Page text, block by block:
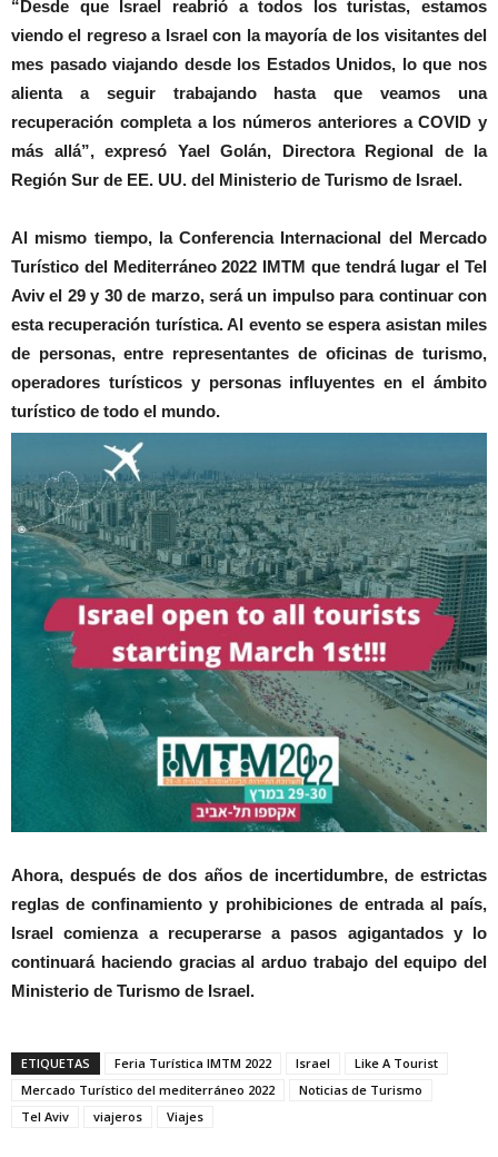
“Desde que Israel reabrió a todos los turistas, estamos
viendo el regreso a Israel con la mayoría de los visitantes del
mes pasado viajando desde los Estados Unidos, lo que nos
alienta a seguir trabajando hasta que veamos una
recuperación completa a los números anteriores a COVID y
más allá”, expresó Yael Golán, Directora Regional de la
Región Sur de EE. UU. del Ministerio de Turismo de Israel.
Al mismo tiempo, la Conferencia Internacional del Mercado
Turístico del Mediterráneo 2022 IMTM que tendrá lugar el Tel
Aviv el 29 y 30 de marzo, será un impulso para continuar con
esta recuperación turística. Al evento se espera asistan miles
de personas, entre representantes de oficinas de turismo,
operadores turísticos y personas influyentes en el ámbito
turístico de todo el mundo.
Ahora, después de dos años de incertidumbre, de estrictas
reglas de confinamiento y prohibiciones de entrada al país,
Israel comienza a recuperarse a pasos agigantados y lo
continuará haciendo gracias al arduo trabajo del equipo del
Ministerio de Turismo de Israel.
ETIQUETAS Feria Turística IMTM 2022 Israel
Like A Tourist
Mercado Turístico del mediterráneo 2022
Noticias de Turismo
Tel Aviv
viajeros Viajes